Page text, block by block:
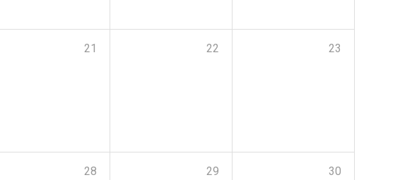
21 22 23
28 29 30